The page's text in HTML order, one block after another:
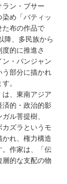
ン・ブサー
め「バティッ
た布の作品で
降、多民族から
的に推進さ
・パンジャン
う部分に描かれ
。
は、東南アジア
済的・政治的影
ル菩提樹、
カズラというモ
れ、権力構造
。作家は、「伝
的な支配の物